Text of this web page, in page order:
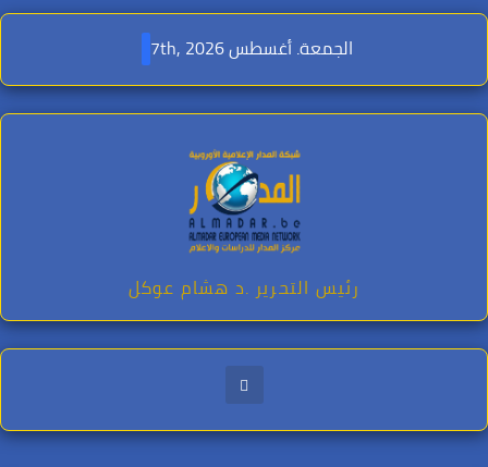
Skip
content
الجمعة. أغسطس 7th, 2026
رئيس التحرير .د هشام عوكل